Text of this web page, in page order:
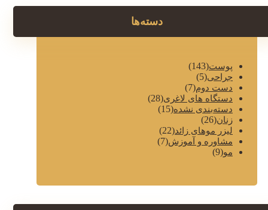
دسته‌ها
پوست(143)
جراحی(5)
دست دوم(7)
دستگاه های لاغری(28)
دسته‌بندی نشده(15)
زنان(26)
لیزر موهای زائد(22)
مشاوره و آموزش(7)
مو(9)